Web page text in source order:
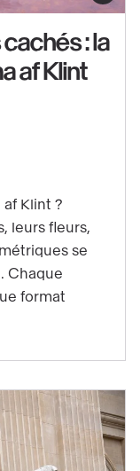
: la
af Klint
Klint ?
leurs fleurs,
se
Chaque
format